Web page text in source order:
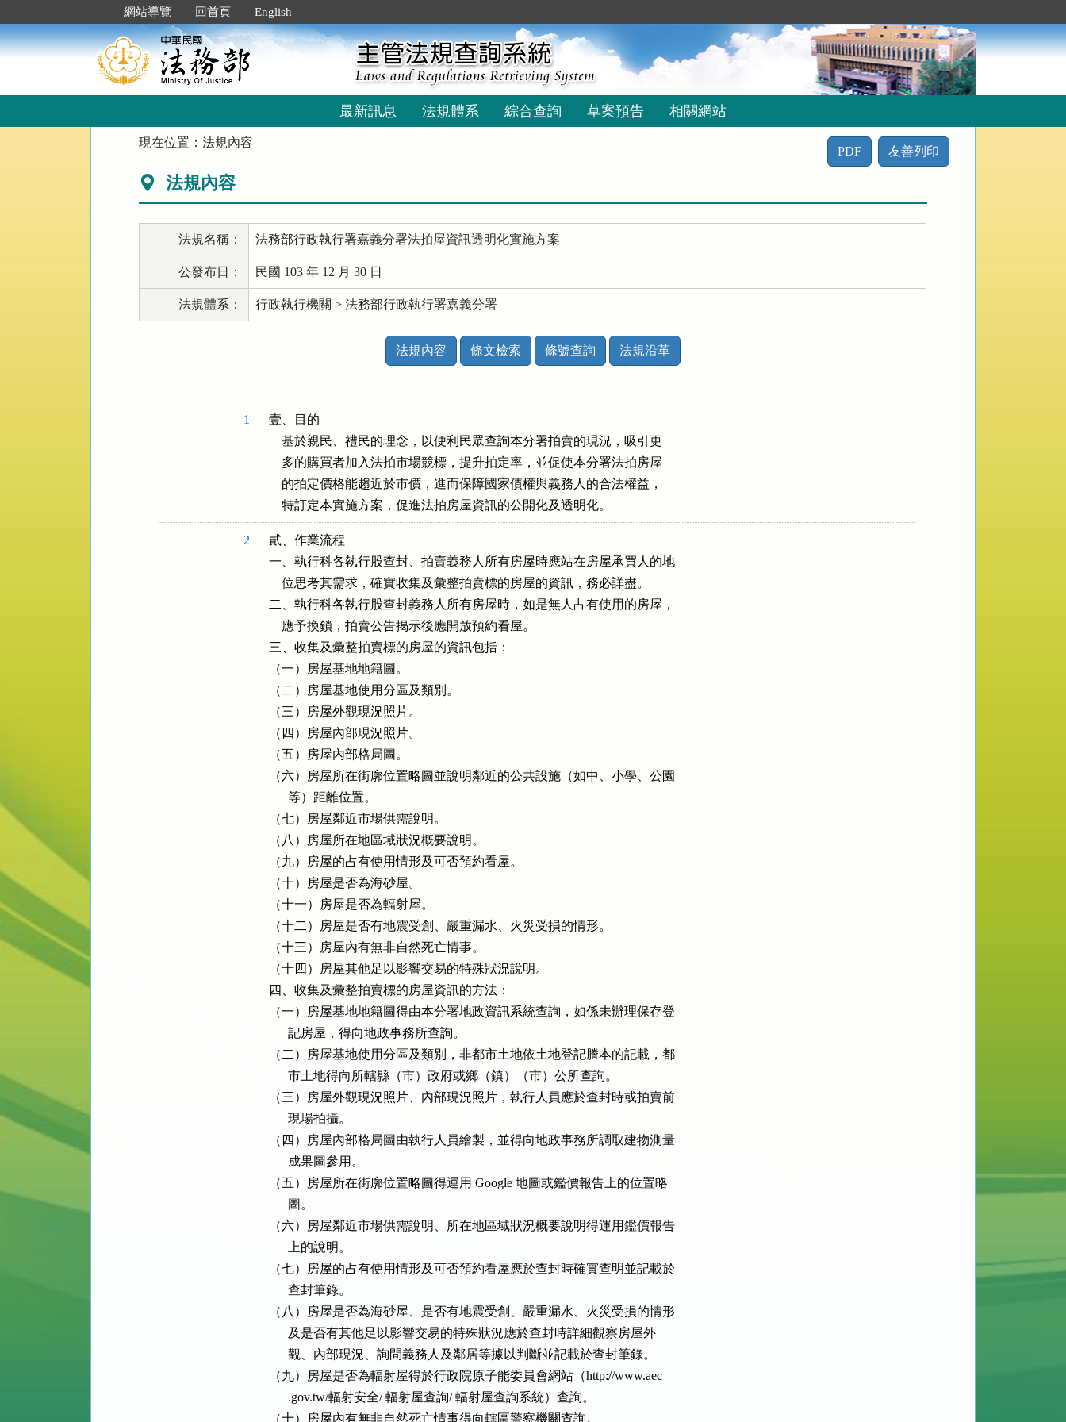
到
主
要
網站導覽 回首頁 English
最新訊息 法規體系 綜合查詢 草案預告 相關網站
現在位置：法規內容
PDF 友善列印
法規內容
法規名稱： 法務部行政執行署嘉義分署法拍屋資訊透明化實施方案
公發布日： 民國 103 年 12 月 30 日
法規體系： 行政執行機關 > 法務部行政執行署嘉義分署
法規內容 條文檢索 條號查詢 法規沿革
1
壹、目的
    基於親民、禮民的理念，以便利民眾查詢本分署拍賣的現況，吸引更
    多的購買者加入法拍市場競標，提升拍定率，並促使本分署法拍房屋
    的拍定價格能趨近於市價，進而保障國家債權與義務人的合法權益，
    特訂定本實施方案，促進法拍房屋資訊的公開化及透明化。
2
貳、作業流程
一、執行科各執行股查封、拍賣義務人所有房屋時應站在房屋承買人的地
    位思考其需求，確實收集及彙整拍賣標的房屋的資訊，務必詳盡。
二、執行科各執行股查封義務人所有房屋時，如是無人占有使用的房屋，
    應予換鎖，拍賣公告揭示後應開放預約看屋。
三、收集及彙整拍賣標的房屋的資訊包括：
（一）房屋基地地籍圖。
（二）房屋基地使用分區及類別。
（三）房屋外觀現況照片。
（四）房屋內部現況照片。
（五）房屋內部格局圖。
（六）房屋所在街廓位置略圖並說明鄰近的公共設施（如中、小學、公園
      等）距離位置。
（七）房屋鄰近市場供需說明。
（八）房屋所在地區域狀況概要說明。
（九）房屋的占有使用情形及可否預約看屋。
（十）房屋是否為海砂屋。
（十一）房屋是否為輻射屋。
（十二）房屋是否有地震受創、嚴重漏水、火災受損的情形。
（十三）房屋內有無非自然死亡情事。
（十四）房屋其他足以影響交易的特殊狀況說明。
四、收集及彙整拍賣標的房屋資訊的方法：
（一）房屋基地地籍圖得由本分署地政資訊系統查詢，如係未辦理保存登
      記房屋，得向地政事務所查詢。
（二）房屋基地使用分區及類別，非都市土地依土地登記謄本的記載，都
      市土地得向所轄縣（市）政府或鄉（鎮）（市）公所查詢。
（三）房屋外觀現況照片、內部現況照片，執行人員應於查封時或拍賣前
      現場拍攝。
（四）房屋內部格局圖由執行人員繪製，並得向地政事務所調取建物測量
      成果圖參用。
（五）房屋所在街廓位置略圖得運用 Google 地圖或鑑價報告上的位置略
      圖。
（六）房屋鄰近市場供需說明、所在地區域狀況概要說明得運用鑑價報告
      上的說明。
（七）房屋的占有使用情形及可否預約看屋應於查封時確實查明並記載於
      查封筆錄。
（八）房屋是否為海砂屋、是否有地震受創、嚴重漏水、火災受損的情形
      及是否有其他足以影響交易的特殊狀況應於查封時詳細觀察房屋外
      觀、內部現況、詢問義務人及鄰居等據以判斷並記載於查封筆錄。
（九）房屋是否為輻射屋得於行政院原子能委員會網站（http://www.aec
      .gov.tw/輻射安全/ 輻射屋查詢/ 輻射屋查詢系統）查詢。
（十）房屋內有無非自然死亡情事得向轄區警察機關查詢。